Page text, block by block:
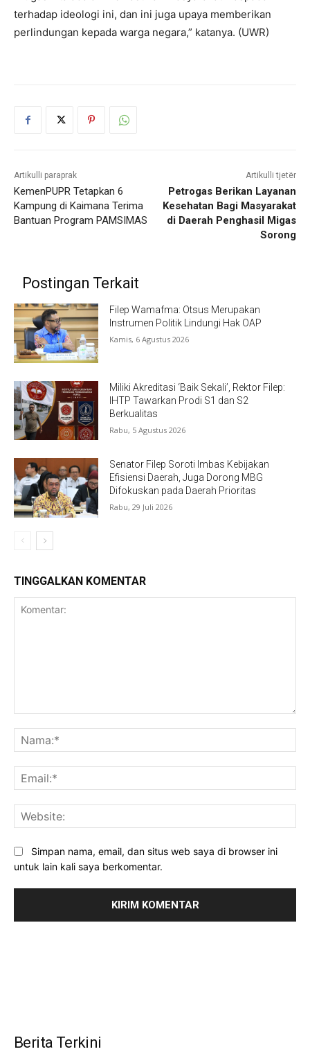
terhadap ideologi ini, dan ini juga upaya memberikan
perlindungan kepada warga negara,” katanya. (UWR)
Artikulli paraprak
KemenPUPR Tetapkan 6
Kampung di Kaimana Terima
Bantuan Program PAMSIMAS
Artikulli tjetër
Petrogas Berikan Layanan
Kesehatan Bagi Masyarakat
di Daerah Penghasil Migas
Sorong
Postingan Terkait
Filep Wamafma: Otsus Merupakan
Instrumen Politik Lindungi Hak OAP
Kamis, 6 Agustus 2026
Miliki Akreditasi ‘Baik Sekali’, Rektor Filep:
IHTP Tawarkan Prodi S1 dan S2
Berkualitas
Rabu, 5 Agustus 2026
Senator Filep Soroti Imbas Kebijakan
Efisiensi Daerah, Juga Dorong MBG
Difokuskan pada Daerah Prioritas
Rabu, 29 Juli 2026
TINGGALKAN KOMENTAR
Simpan nama, email, dan situs web saya di browser ini
untuk lain kali saya berkomentar.
Berita Terkini